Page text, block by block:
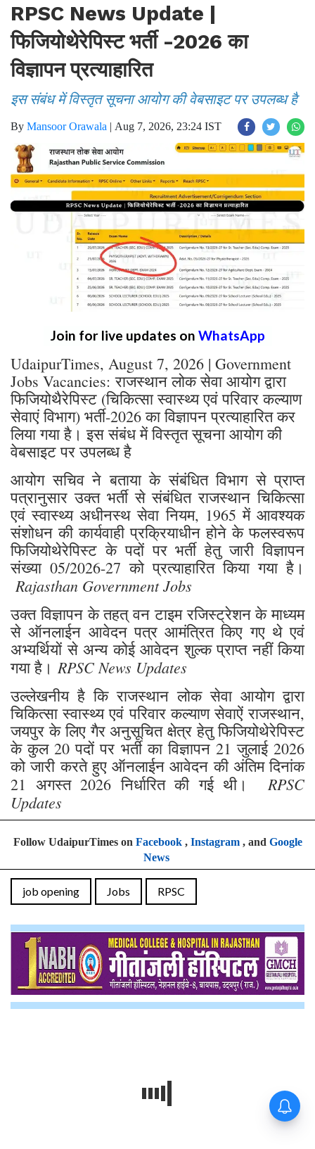
RPSC News Update |
फिजियोथेरेपिस्ट भर्ती -2026 का
विज्ञापन प्रत्याहारित
इस संबंध में विस्तृत सूचना आयोग की वेबसाइट पर उपलब्ध है
By Mansoor Orawala | Aug 7, 2026, 23:24 IST
Join for live updates on WhatsApp
UdaipurTimes, August 7, 2026 | Government
Jobs Vacancies: राजस्थान लोक सेवा आयोग द्वारा
फिजियोथैरेपिस्ट (चिकित्सा स्वास्थ्य एवं परिवार कल्याण
सेवाएं विभाग) भर्ती-2026 का विज्ञापन प्रत्याहारित कर
लिया गया है। इस संबंध में विस्तृत सूचना आयोग की
वेबसाइट पर उपलब्ध है
आयोग सचिव ने बताया के संबंधित विभाग से प्राप्त
पत्रानुसार उक्त भर्ती से संबंधित राजस्थान चिकित्सा
एवं स्वास्थ्य अधीनस्थ सेवा नियम, 1965 में आवश्यक
संशोधन की कार्यवाही प्रक्रियाधीन होने के फलस्वरूप
फिजियोथेरेपिस्ट के पदों पर भर्ती हेतु जारी विज्ञापन
संख्या 05/2026-27 को प्रत्याहारित किया गया है।
Rajasthan Government Jobs
उक्त विज्ञापन के तहत् वन टाइम रजिस्ट्रेशन के माध्यम
से ऑनलाईन आवेदन पत्र आमंत्रित किए गए थे एवं
अभ्यर्थियों से अन्य कोई आवेदन शुल्क प्राप्त नहीं किया
गया है। RPSC News Updates
उल्लेखनीय है कि राजस्थान लोक सेवा आयोग द्वारा
चिकित्सा स्वास्थ्य एवं परिवार कल्याण सेवाऐं राजस्थान,
जयपुर के लिए गैर अनुसूचित क्षेत्र हेतु फिजियोथेरेपिस्ट
के कुल 20 पदों पर भर्ती का विज्ञापन 21 जुलाई 2026
को जारी करते हुए ऑनलाईन आवेदन की अंतिम दिनांक
21 अगस्त 2026 निर्धारित की गई थी। RPSC
Updates
Follow UdaipurTimes on Facebook, Instagram, and Google
News
job opening Jobs RPSC